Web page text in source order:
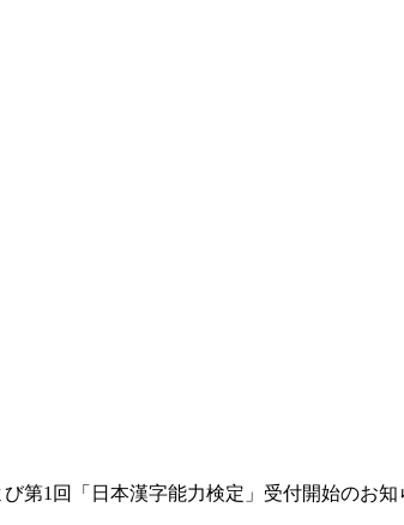
1回「日本漢字能力検定」受付開始のお知